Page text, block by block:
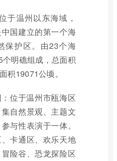
于温州以东海域，
国建立的第一个海
保护区。由23个海
明礁组成，总面积
积19071公顷。
位于温州市瓯海区
自然景观、主题文
与性表演于一体。
卡通区、欢乐天地
险谷、恐龙探险区